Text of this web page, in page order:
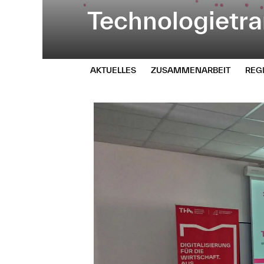
AKTUELLES ZUSAMMENARBEIT